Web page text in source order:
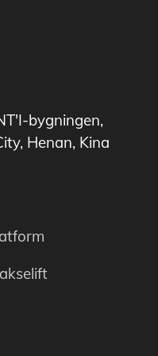
bygningen,
Henan, Kina